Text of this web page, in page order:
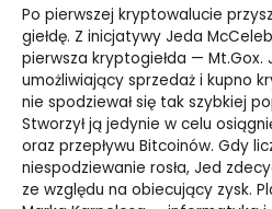
Po pierwszej kryptowalucie
giełdę. Z inicjatywy Jeda
pierwsza kryptogiełda — Mt.Gox.
umożliwiający sprzedaż i kupno
nie spodziewał się tak szybkiej
Stworzył ją jedynie w celu
oraz przepływu Bitcoinów. Gdy
niespodziewanie rosła, Jed
ze względu na obiecujący zysk.